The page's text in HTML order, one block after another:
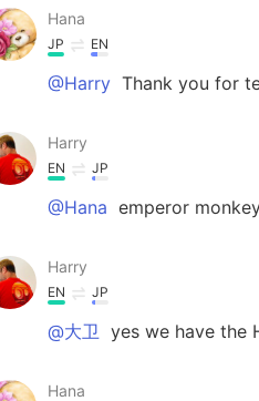
Hana
JP EN
@Harry Thank you for
Harry
EN JP
@Hana emperor
Harry
EN JP
@大卫 yes we have the
Hana